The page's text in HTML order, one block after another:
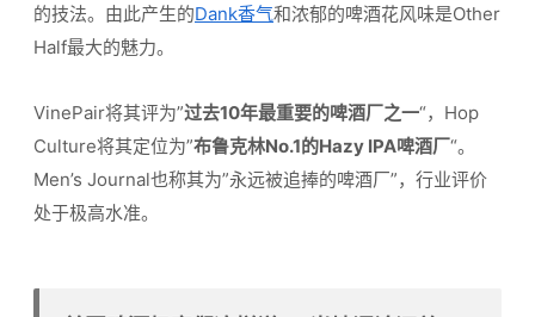
的技法。由此产生的Dank香气和浓郁的啤酒花风味是Other
Half最大的魅力。
VinePair将其评为”过去10年最重要的啤酒厂之一“，Hop
Culture将其定位为”布鲁克林No.1的Hazy IPA啤酒厂“。
Men’s Journal也称其为”永远被追捧的啤酒厂”，行业评价
处于极高水准。